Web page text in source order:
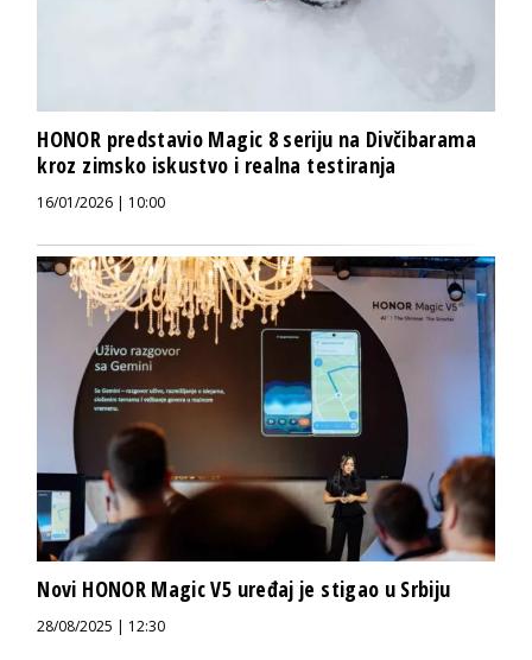
HONOR predstavio Magic 8 seriju na Divčibarama
kroz zimsko iskustvo i realna testiranja
16/01/2026 | 10:00
Novi HONOR Magic V5 uređaj je stigao u Srbiju
28/08/2025 | 12:30